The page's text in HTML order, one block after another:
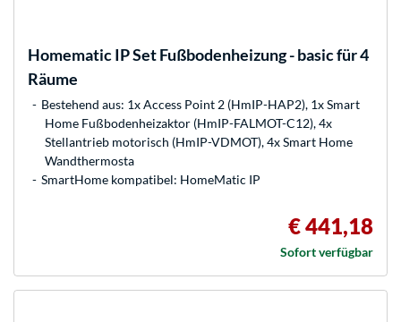
Homematic IPSet Fußbodenheizung - basic für 4
Räume
Bestehend aus: 1x Access Point 2 (HmIP-HAP2), 1x Smart
Home Fußbodenheizaktor (HmIP-FALMOT-C12), 4x
Stellantrieb motorisch (HmIP-VDMOT), 4x Smart Home
Wandthermosta
SmartHome kompatibel: HomeMatic IP
€ 441,18
Sofort verfügbar